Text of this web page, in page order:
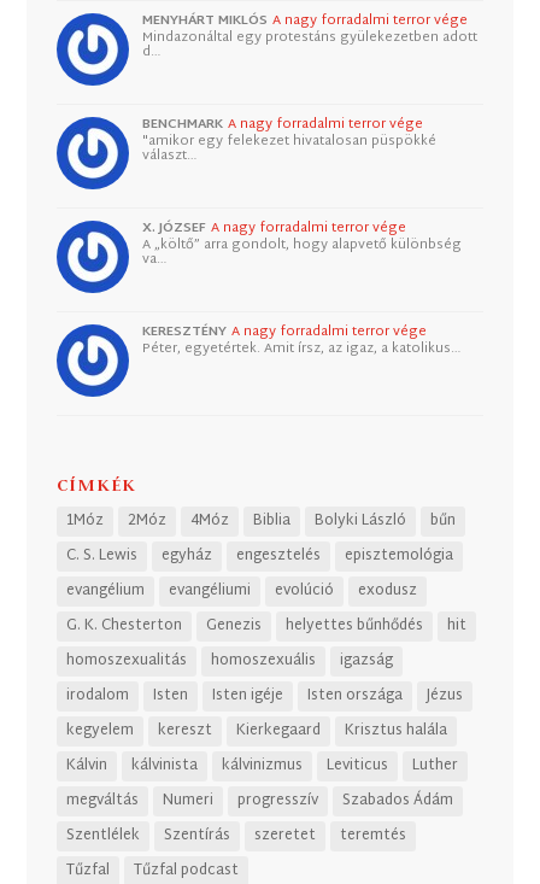
MENYHÁRT MIKLÓS A nagy forradalmi terror vége
Mindazonáltal egy protestáns gyülekezetben adott
d…
BENCHMARK A nagy forradalmi terror vége
"amikor egy felekezet hivatalosan püspökké
választ…
X. JÓZSEF A nagy forradalmi terror vége
A „költő” arra gondolt, hogy alapvető különbség
va…
KERESZTÉNY A nagy forradalmi terror vége
Péter, egyetértek. Amit írsz, az igaz, a katolikus…
CÍMKÉK
1Móz 2Móz 4Móz Biblia Bolyki László
bűn
C. S. Lewis
egyház engesztelés
episztemológia
evangélium
evangéliumi evolúció
exodusz
G. K. Chesterton
Genezis helyettes bűnhődés
hit
homoszexualitás
homoszexuális
igazság
irodalom
Isten Isten igéje Isten országa
Jézus
kegyelem
kereszt Kierkegaard
Krisztus halála
Kálvin
kálvinista kálvinizmus Leviticus
Luther
megváltás
Numeri progresszív
Szabados Ádám
Szentlélek
Szentírás szeretet
teremtés
Tűzfal
Tűzfal podcast